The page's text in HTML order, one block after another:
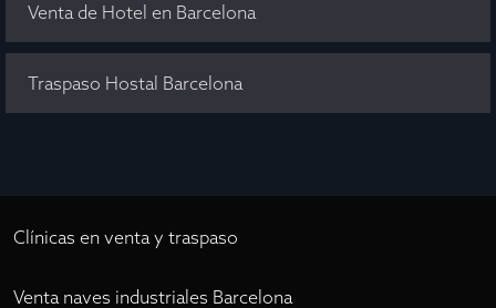
Venta de Hotel en Barcelona
Traspaso Hostal Barcelona
Clínicas en venta y traspaso
Venta naves industriales Barcelona